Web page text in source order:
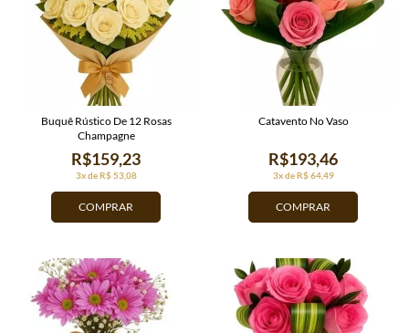
COMPRAR
3x de R$ 53,08
R$159,23
Buquê Rústico De 12 Rosas
Champagne
COMPRAR
3x de R$ 64,49
R$193,46
Catavento No Vaso